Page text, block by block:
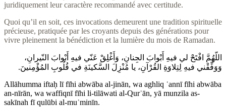
juridiquement leur caractère recommandé avec certitude.
Quoi qu’il en soit, ces invocations demeurent une tradition spirituelle
précieuse, pratiquée par les croyants depuis des générations pour
vivre pleinement la bénédiction et la lumière du mois de Ramadan.
اللّهُمَّ افْتَحْ لي فيهِ أَبْوابَ الجِنانِ، وَأَغْلِقْ عَنّي فيهِ أَبْوابَ النّيرانِ،
وَوَفِّقْني فيهِ لِتِلاوَةِ القُرْآنِ، يا مُنْزِلَ السَّكينَةِ في قُلُوبِ المُؤْمِنينَ.
Allāhumma iftaḥ lī fīhi abwāba al-jinān, wa aghliq ʿannī fīhi abwāba
an-nīrān, wa waffiqnī fīhi li-tilāwati al-Qurʾān, yā munzila as-
sakīnah fī qulūbi al-muʾminīn.